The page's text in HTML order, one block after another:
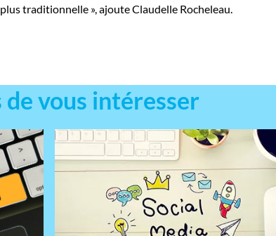
traditionnelle », ajoute Claudelle Rocheleau.
vous intéresser